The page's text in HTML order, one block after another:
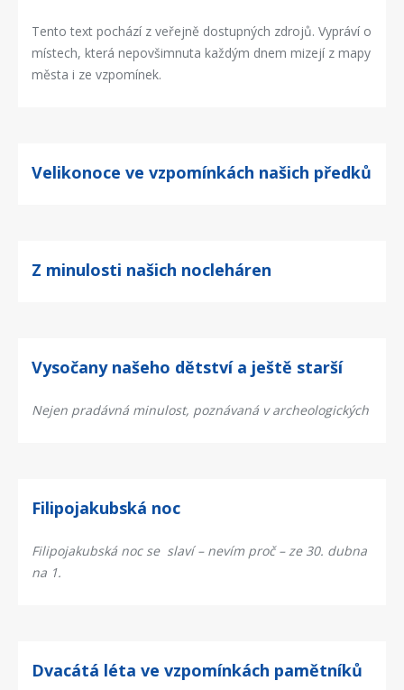
Tento text pochází z veřejně dostupných zdrojů. Vypráví o
místech, která nepovšimnuta každým dnem mizejí z mapy
města i ze vzpomínek.
Velikonoce ve vzpomínkách našich předků
Z minulosti našich nocleháren
Vysočany našeho dětství a ještě starší
Nejen pradávná minulost, poznávaná v archeologických
Filipojakubská noc
Filipojakubská noc se slaví – nevím proč – ze 30. dubna
na 1.
Dvacátá léta ve vzpomínkách pamětníků